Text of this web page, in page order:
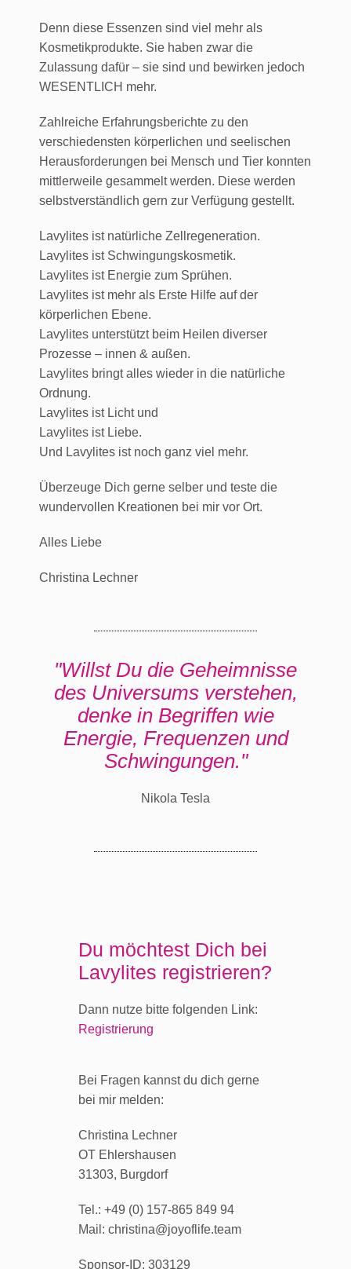
Denn diese Essenzen sind viel mehr als
Kosmetikprodukte. Sie haben zwar die
Zulassung dafür – sie sind und bewirken jedoch
WESENTLICH mehr.
Zahlreiche Erfahrungsberichte zu den
verschiedensten körperlichen und seelischen
Herausforderungen bei Mensch und Tier konnten
mittlerweile gesammelt werden. Diese werden
selbstverständlich gern zur Verfügung gestellt.
Lavylites ist natürliche Zellregeneration.
Lavylites ist Schwingungskosmetik.
Lavylites ist Energie zum Sprühen.
Lavylites ist mehr als Erste Hilfe auf der
körperlichen Ebene.
Lavylites unterstützt beim Heilen diverser
Prozesse – innen & außen.
Lavylites bringt alles wieder in die natürliche
Ordnung.
Lavylites ist Licht und
Lavylites ist Liebe.
Und Lavylites ist noch ganz viel mehr.
Überzeuge Dich gerne selber und teste die
wundervollen Kreationen bei mir vor Ort.
Alles Liebe
Christina Lechner
"Willst Du die Geheimnisse
des Universums verstehen,
denke in Begriffen wie
Energie, Frequenzen und
Schwingungen."
Nikola Tesla
Du möchtest Dich bei
Lavylites registrieren?
Dann nutze bitte folgenden Link:
Registrierung
Bei Fragen kannst du dich gerne
bei mir melden:
Christina Lechner
OT Ehlershausen
31303, Burgdorf
Tel.: +49 (0) 157-865 849 94
Mail: christina@joyoflife.team
Sponsor-ID: 303129